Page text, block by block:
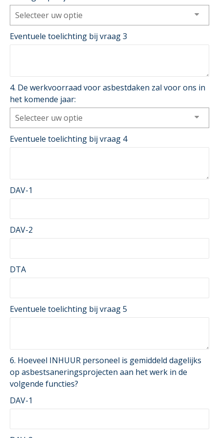
Selecteer uw optie
Eventuele toelichting bij vraag 3
4. De werkvoorraad voor asbestdaken zal voor ons in
het komende jaar:
Selecteer uw optie
Eventuele toelichting bij vraag 4
DAV-1
DAV-2
DTA
Eventuele toelichting bij vraag 5
6. Hoeveel INHUUR personeel is gemiddeld dagelijks
op asbestsaneringsprojecten aan het werk in de
volgende functies?
DAV-1